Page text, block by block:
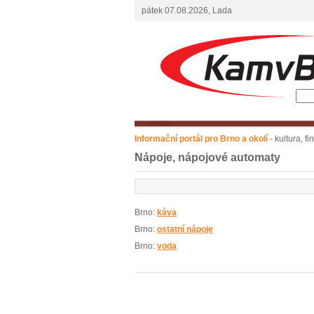
Informační portál pro Brno a okolí - kultura,
pátek 07.08.2026, Lada
Nápoje, nápojové automaty
Brno: káva
Brno: ostatní nápoje
Brno: voda